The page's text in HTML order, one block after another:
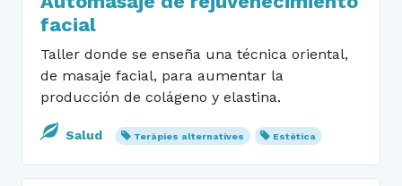
facial
Taller donde se enseña una técnica oriental,
de masaje facial, para aumentar la
producción de colágeno y elastina.
Salud Teràpies alternatives Estètica